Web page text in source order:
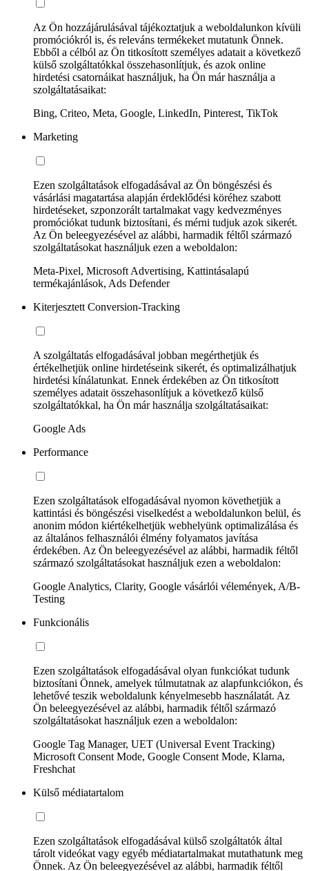
Az Ön hozzájárulásával tájékoztatjuk a weboldalunkon kívüli
promóciókról is, és releváns termékeket mutatunk Önnek.
Ebből a célból az Ön titkosított személyes adatait a következő
külső szolgáltatókkal összehasonlítjuk, és azok online
hirdetési csatornáikat használjuk, ha Ön már használja a
szolgáltatásaikat:
Bing, Criteo, Meta, Google, LinkedIn, Pinterest, TikTok
Marketing
Ezen szolgáltatások elfogadásával az Ön böngészési és
vásárlási magatartása alapján érdeklődési köréhez szabott
hirdetéseket, szponzorált tartalmakat vagy kedvezményes
promóciókat tudunk biztosítani, és mérni tudjuk azok sikerét.
Az Ön beleegyezésével az alábbi, harmadik féltől származó
szolgáltatásokat használjuk ezen a weboldalon:
Meta-Pixel, Microsoft Advertising, Kattintásalapú
termékajánlások, Ads Defender
Kiterjesztett Conversion-Tracking
A szolgáltatás elfogadásával jobban megérthetjük és
értékelhetjük online hirdetéseink sikerét, és optimalizálhatjuk
hirdetési kínálatunkat. Ennek érdekében az Ön titkosított
személyes adatait összehasonlítjuk a következő külső
szolgáltatókkal, ha Ön már használja szolgáltatásaikat:
Google Ads
Performance
Ezen szolgáltatások elfogadásával nyomon követhetjük a
kattintási és böngészési viselkedést a weboldalunkon belül, és
anonim módon kiértékelhetjük webhelyünk optimalizálása és
az általános felhasználói élmény folyamatos javítása
érdekében. Az Ön beleegyezésével az alábbi, harmadik féltől
származó szolgáltatásokat használjuk ezen a weboldalon:
Google Analytics, Clarity, Google vásárlói vélemények, A/B-
Testing
Funkcionális
Ezen szolgáltatások elfogadásával olyan funkciókat tudunk
biztosítani Önnek, amelyek túlmutatnak az alapfunkciókon, és
lehetővé teszik weboldalunk kényelmesebb használatát. Az
Ön beleegyezésével az alábbi, harmadik féltől származó
szolgáltatásokat használjuk ezen a weboldalon:
Google Tag Manager, UET (Universal Event Tracking)
Microsoft Consent Mode, Google Consent Mode, Klarna,
Freshchat
Külső médiatartalom
Ezen szolgáltatások elfogadásával külső szolgáltatók által
tárolt videókat vagy egyéb médiatartalmakat mutathatunk meg
Önnek. Az Ön beleegyezésével az alábbi, harmadik féltől